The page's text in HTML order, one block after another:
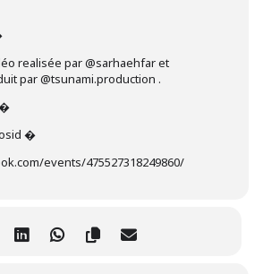
realisée par @sarhaehfar et
par @tsunami.production .
�
�
events/475527318249860/